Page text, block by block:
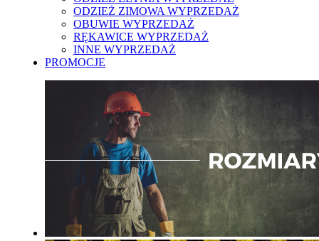
ODZIEŻ ZIMOWA WYPRZEDAŻ
OBUWIE WYPRZEDAŻ
RĘKAWICE WYPRZEDAŻ
INNE WYPRZEDAŻ
PROMOCJE